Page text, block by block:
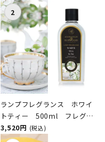
ランプフレグランス ホワイ
トティー 500ml フレグラ
ンスランプ用オイル
ASHLEIGH&BURWOOD（ア
3,520円 (税込)